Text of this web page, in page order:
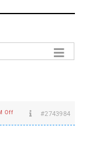
Off #2743984